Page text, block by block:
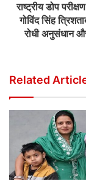
राष्ट्रीय डोप
गोविंद सिंह
रोधी अनुसंधान
Related